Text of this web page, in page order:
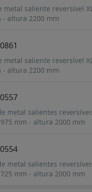
metal saliente reversível
- altura 2200 mm
metal saliente reversível
- altura 2200 mm
metal salientes
mm - altura 2000 mm
metal salientes
mm - altura 2000 mm